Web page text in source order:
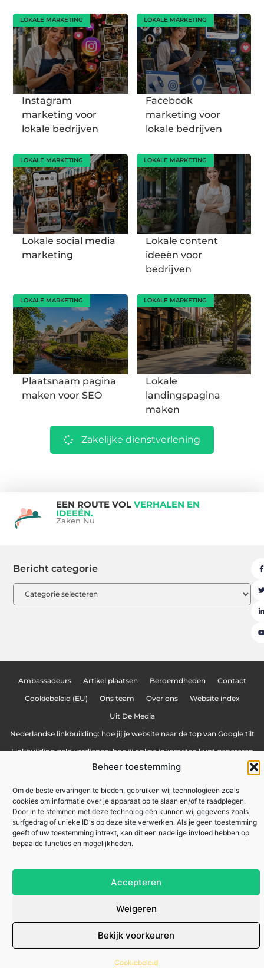
Beheer toestemming
Om de beste ervaringen te bieden, gebruiken wij technologieën zoals
cookies om informatie over je apparaat op te slaan en/of te raadplegen.
Door in te stemmen met deze technologieën kunnen wij gegevens zoals
surfgedrag of unieke ID's op deze site verwerken. Als je geen toestemming
geeft of uw toestemming intrekt, kan dit een nadelige invloed hebben op
bepaalde functies en mogelijkheden.
Accepteren
Weigeren
Bekijk voorkeuren
Cookiebeleid
LOKALE MARKETING
Instagram
marketing voor
lokale bedrijven
LOKALE MARKETING
Facebook
marketing voor
lokale bedrijven
LOKALE MARKETING
Lokale social media
marketing
LOKALE MARKETING
Lokale content
ideeën voor
bedrijven
LOKALE MARKETING
Plaatsnaam pagina
maken voor SEO
LOKALE MARKETING
Lokale
landingspagina
maken
Zakelijke dienstverlening
EEN ROUTE VOL VERHALEN EN
IDEEËN.
Zaken Nu
Bericht categorie
Ambassadeurs Artikel plaatsen Beroemdheden Contact
Cookiebeleid (EU) Ons team Over ons Website index
Uit De Media
Nederlandse linkbuilding: hoe jij je website naar de top van Google tilt
Linkbuilding geld verdienen: hoe jij online inkomsten kunt genereren
Lokale marketing: meer klanten uit je eigen regio
All Rights Reserved © 2025
zakennu.be